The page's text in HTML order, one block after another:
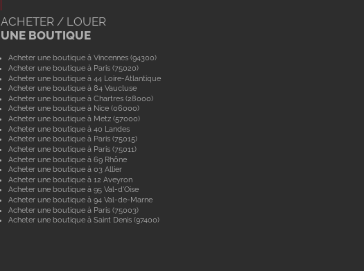
ACHETER / LOUER
UNE BOUTIQUE
Acheter une boutique à Vincennes (94300)
Acheter une boutique à Paris (75020)
Acheter une boutique à 44 Loire-Atlantique
Acheter une boutique à 84 Vaucluse
Acheter une boutique à Chartres (28000)
Acheter une boutique à Nice (06000)
Acheter une boutique à Metz (57000)
Acheter une boutique à 40 Landes
Acheter une boutique à Paris (75015)
Acheter une boutique à Paris (75011)
Acheter une boutique à 69 Rhône
Acheter une boutique à 03 Allier
Acheter une boutique à 12 Aveyron
Acheter une boutique à 95 Val-d'Oise
Acheter une boutique à 94 Val-de-Marne
Acheter une boutique à Paris (75003)
Acheter une boutique à Saint Denis (97400)